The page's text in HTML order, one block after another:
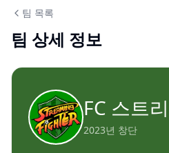
팀 목록
팀 상세 정보
FC 스트
2023년 창단